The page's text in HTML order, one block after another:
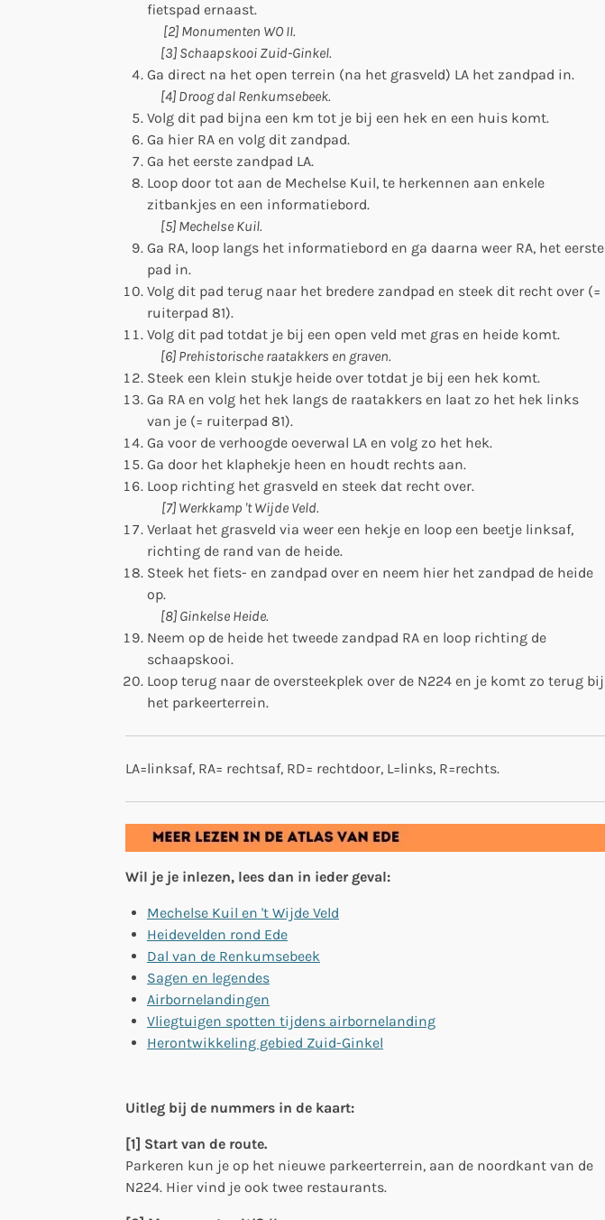
fietspad ernaast.
[2] Monumenten WO II.
[3] Schaapskooi Zuid-Ginkel.
Ga direct na het open terrein (na het grasveld) LA het zandpad in.
[4] Droog dal Renkumsebeek.
Volg dit pad bijna een km tot je bij een hek en een huis komt.
Ga hier RA en volg dit zandpad.
Ga het eerste zandpad LA.
Loop door tot aan de Mechelse Kuil, te herkennen aan enkele
zitbankjes en een informatiebord.
[5] Mechelse Kuil.
Ga RA, loop langs het informatiebord en ga daarna weer RA, het eerste
pad in.
Volg dit pad terug naar het bredere zandpad en steek dit recht over (=
ruiterpad 81).
Volg dit pad totdat je bij een open veld met gras en heide komt.
[6] Prehistorische raatakkers en graven.
Steek een klein stukje heide over totdat je bij een hek komt.
Ga RA en volg het hek langs de raatakkers en laat zo het hek links
van je (= ruiterpad 81).
Ga voor de verhoogde oeverwal LA en volg zo het hek.
Ga door het klaphekje heen en houdt rechts aan.
Loop richting het grasveld en steek dat recht over.
[7] Werkkamp 't Wijde Veld.
Verlaat het grasveld via weer een hekje en loop een beetje linksaf,
richting de rand van de heide.
Steek het fiets- en zandpad over en neem hier het zandpad de heide
op.
[8] Ginkelse Heide.
Neem op de heide het tweede zandpad RA en loop richting de
schaapskooi.
Loop terug naar de oversteekplek over de N224 en je komt zo terug bij
het parkeerterrein.
LA=linksaf, RA= rechtsaf, RD= rechtdoor, L=links, R=rechts.
Wil je je inlezen, lees dan in ieder geval:
Mechelse Kuil en 't Wijde Veld
Heidevelden rond Ede
Dal van de Renkumsebeek
Sagen en legendes
Airbornelandingen
Vliegtuigen spotten tijdens airbornelanding
Herontwikkeling gebied Zuid-Ginkel
Uitleg bij de nummers in de kaart:
[1] Start van de route.
Parkeren kun je op het nieuwe parkeerterrein, aan de noordkant van de
N224. Hier vind je ook twee restaurants.